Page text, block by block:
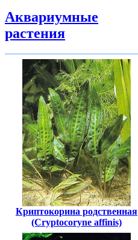
Аквариумные
растения
Криптокорина родственная
(Cryptocoryne affinis)